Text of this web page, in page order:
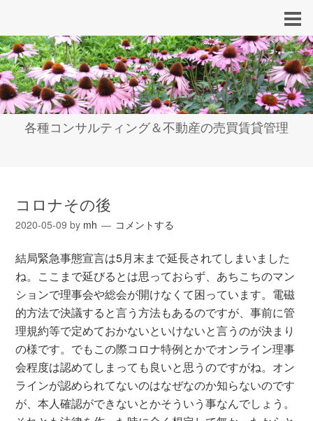
各種コンサルティング＆不動産の売買賃貸管理
コロナその後
2020-05-09 by mh コメントする
結局緊急事態宣言は5月末まで延長されてしまいました
ね。ここまで延びるとは思っておらず、あちこちのマン
ションで理事会や総会が開けなくて困っています。電磁
的方法で決議すると言う方法もあるのですが、事前に管
理規約等で定めておかないといけないと言うのが決まり
の様です。でもこの際コロナ特例とかでオンライン理事
会程度は認めてしまっても良いと思うのですがね。オン
ラインが認められてないのはなぜなのか知らないのです
が、本人確認ができないとかそういう事なんでしょう。